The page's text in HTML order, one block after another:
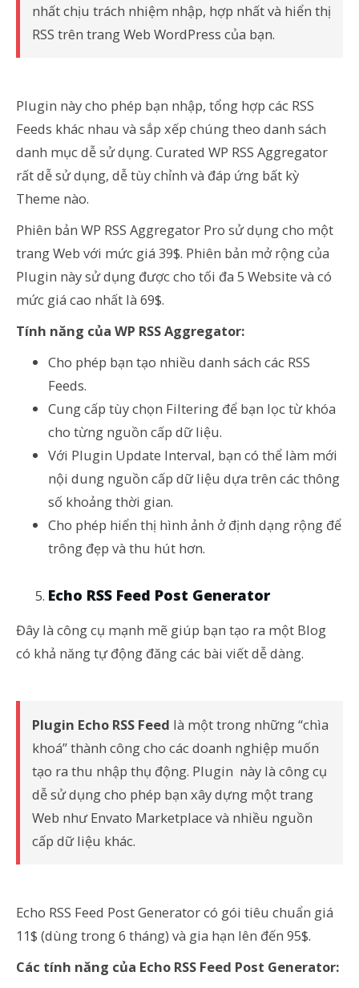
nhất chịu trách nhiệm nhập, hợp nhất và hiển thị
RSS trên trang Web WordPress của bạn.
Plugin này cho phép bạn nhập, tổng hợp các RSS
Feeds khác nhau và sắp xếp chúng theo danh sách
danh mục dễ sử dụng. Curated WP RSS Aggregator
rất dễ sử dụng, dễ tùy chỉnh và đáp ứng bất kỳ
Theme nào.
Phiên bản WP RSS Aggregator Pro sử dụng cho một
trang Web với mức giá 39$. Phiên bản mở rộng của
Plugin này sử dụng được cho tối đa 5 Website và có
mức giá cao nhất là 69$.
Tính năng của WP RSS Aggregator:
Cho phép bạn tạo nhiều danh sách các RSS
Feeds.
Cung cấp tùy chọn Filtering để bạn lọc từ khóa
cho từng nguồn cấp dữ liệu.
Với Plugin Update Interval, bạn có thể làm mới
nội dung nguồn cấp dữ liệu dựa trên các thông
số khoảng thời gian.
Cho phép hiển thị hình ảnh ở định dạng rộng để
trông đẹp và thu hút hơn.
Echo RSS Feed Post Generator
Đây là công cụ mạnh mẽ giúp bạn tạo ra một Blog
có khả năng tự động đăng các bài viết dễ dàng.
Plugin Echo RSS Feed là một trong những “chìa
khoá” thành công cho các doanh nghiệp muốn
tạo ra thu nhập thụ động. Plugin này là công cụ
dễ sử dụng cho phép bạn xây dựng một trang
Web như Envato Marketplace và nhiều nguồn
cấp dữ liệu khác.
Echo RSS Feed Post Generator có gói tiêu chuẩn giá
11$ (dùng trong 6 tháng) và gia hạn lên đến 95$.
Các tính năng của Echo RSS Feed Post Generator: